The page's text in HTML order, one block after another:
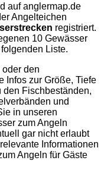
aufanglermap.de
Angelteichen
registriert.
10 Gewässer
Liste.
den
Infos zur Größe, Tiefe
den Fischbeständen,
und
in unseren
zum Angeln
gar nicht erlaubt
Informationen
Angeln für Gäste